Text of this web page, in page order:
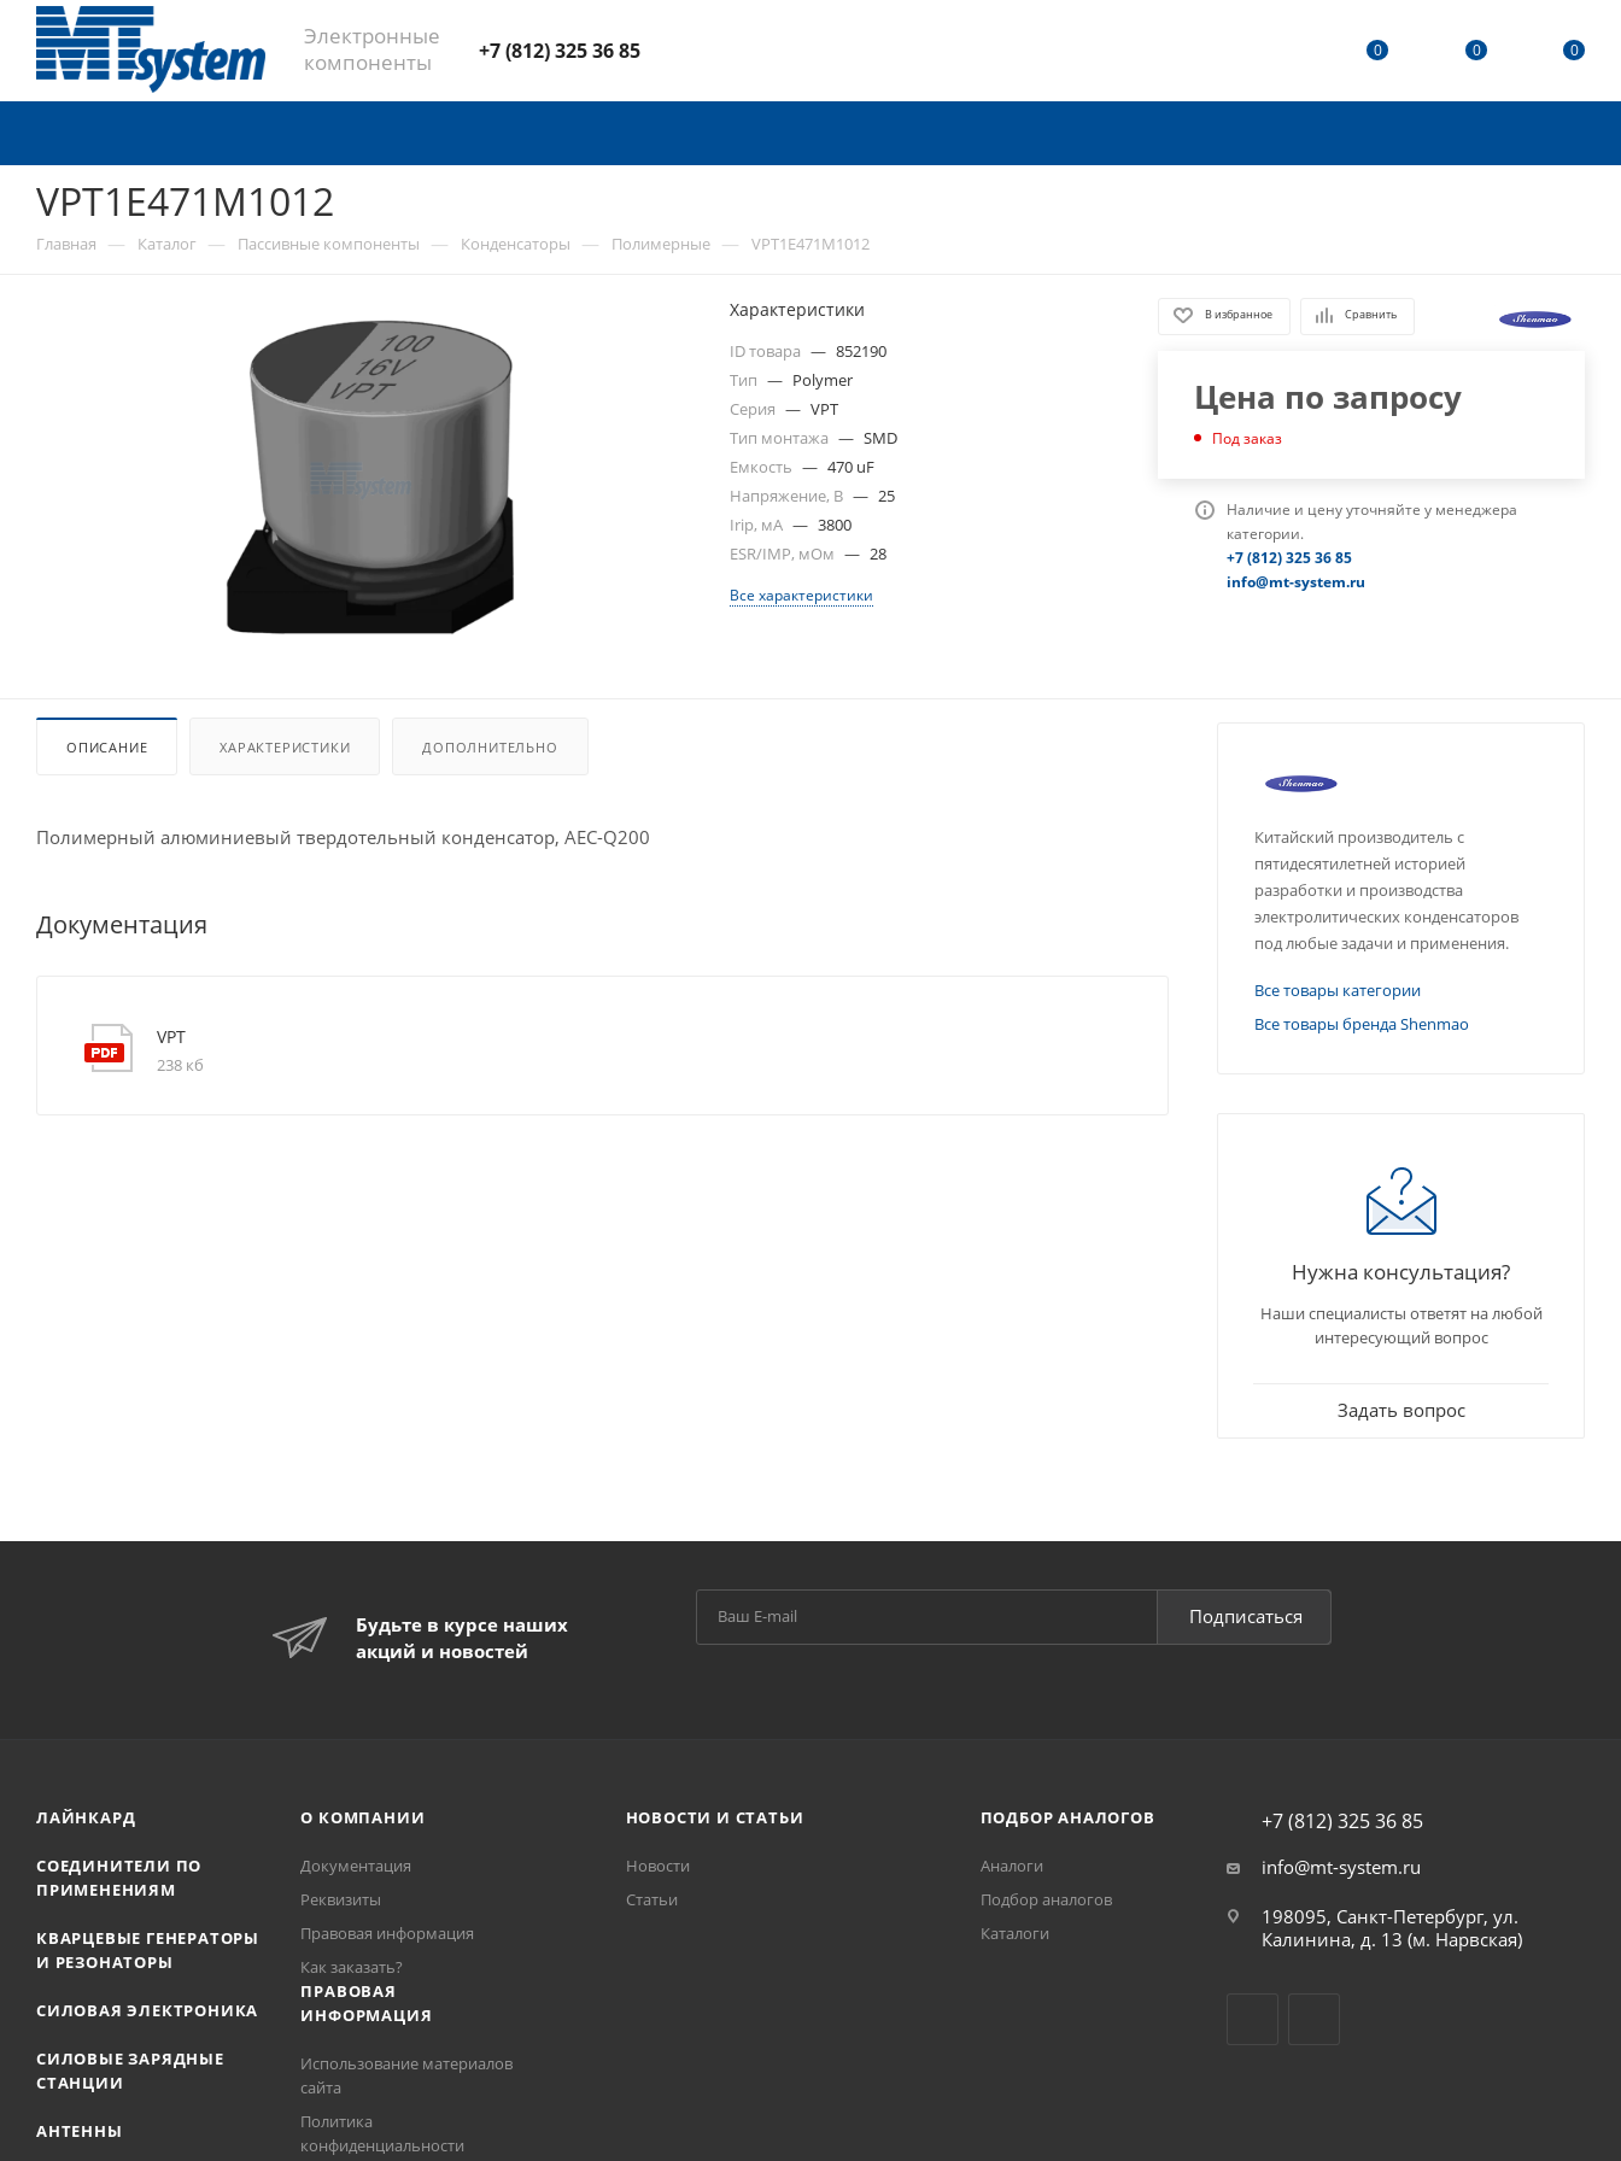
Электронные
компоненты
+7 (812) 325 36 85 0 0 0
VPT1E471M1012
Главная — Каталог — Пассивные компоненты — Конденсаторы — Полимерные — VPT1E471M1012
Характеристики
ID товара — 852190
Тип — Polymer
Серия — VPT
Тип монтажа — SMD
Емкость — 470 uF
Напряжение, В — 25
Irip, мА — 3800
ESR/IMP, мОм — 28
Все характеристики
В избранное Сравнить
Цена по запросу
Под заказ
Наличие и цену уточняйте у менеджера
категории.
+7 (812) 325 36 85
info@mt-system.ru
ОПИСАНИЕ ХАРАКТЕРИСТИКИ ДОПОЛНИТЕЛЬНО
Полимерный алюминиевый твердотельный конденсатор, AEC-Q200
Документация
VPT
238 кб
Китайский производитель с
пятидесятилетней историей
разработки и производства
электролитических конденсаторов
под любые задачи и применения.
Все товары категории
Все товары бренда Shenmao
Нужна консультация?
Наши специалисты ответят на любой
интересующий вопрос
Задать вопрос
Будьте в курсе наших
акций и новостей
Подписаться
ЛАЙНКАРД
СОЕДИНИТЕЛИ ПО
ПРИМЕНЕНИЯМ
КВАРЦЕВЫЕ ГЕНЕРАТОРЫ
И РЕЗОНАТОРЫ
СИЛОВАЯ ЭЛЕКТРОНИКА
СИЛОВЫЕ ЗАРЯДНЫЕ
СТАНЦИИ
АНТЕННЫ
О КОМПАНИИ
Документация
Реквизиты
Правовая информация
Как заказать?
ПРАВОВАЯ
ИНФОРМАЦИЯ
Использование материалов
сайта
Политика
конфиденциальности
НОВОСТИ И СТАТЬИ
Новости
Статьи
ПОДБОР АНАЛОГОВ
Аналоги
Подбор аналогов
Каталоги
+7 (812) 325 36 85
info@mt-system.ru
198095, Санкт-Петербург, ул.
Калинина, д. 13 (м. Нарвская)